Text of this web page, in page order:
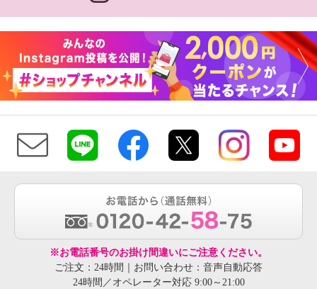
※お電話番号のお掛け間違いにご注意ください。
ご注文：24時間｜お問い合わせ：音声自動応答
24時間／オペレーター対応 9:00～21:00